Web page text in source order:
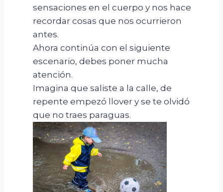
sensaciones en el cuerpo y nos hace
recordar cosas que nos ocurrieron
antes.
Ahora continúa con el siguiente
escenario, debes poner mucha
atención.
Imagina que saliste a la calle, de
repente empezó llover y se te olvidó
que no traes paraguas.